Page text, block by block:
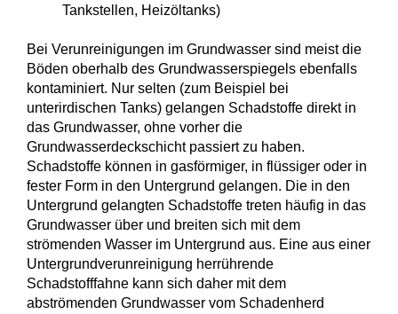
Tankstellen, Heizöltanks)
Bei Verunreinigungen im Grundwasser sind meist die
Böden oberhalb des Grundwasserspiegels ebenfalls
kontaminiert. Nur selten (zum Beispiel bei
unterirdischen Tanks) gelangen Schadstoffe direkt in
das Grundwasser, ohne vorher die
Grundwasserdeckschicht passiert zu haben.
Schadstoffe können in gasförmiger, in flüssiger oder in
fester Form in den Untergrund gelangen. Die in den
Untergrund gelangten Schadstoffe treten häufig in das
Grundwasser über und breiten sich mit dem
strömenden Wasser im Untergrund aus. Eine aus einer
Untergrundverunreinigung herrührende
Schadstofffahne kann sich daher mit dem
abströmenden Grundwasser vom Schadenherd